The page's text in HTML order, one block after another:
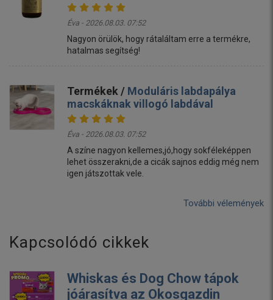
Éva - 2026.08.03. 07:52
Nagyon örülök, hogy rátaláltam erre a termékre,
hatalmas segítség!
Termékek / Moduláris labdapálya
macskáknak villogó labdával
Éva - 2026.08.03. 07:52
A színe nagyon kellemes,jó,hogy sokféleképpen
lehet összerakni,de a cicák sajnos eddig még nem
igen játszottak vele.
További vélemények
Kapcsolódó cikkek
Whiskas és Dog Chow tápok
jóárasítva az Okosgazdin